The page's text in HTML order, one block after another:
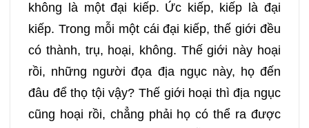
không là một đại kiếp. Ức kiếp, kiếp là đại
kiếp. Trong mỗi một cái đại kiếp, thế giới đều
có thành, trụ, hoại, không. Thế giới này hoại
rồi, những người đọa địa ngục này, họ đến
đâu để thọ tội vậy? Thế giới hoại thì địa ngục
cũng hoại rồi, chẳng phải họ có thể ra được